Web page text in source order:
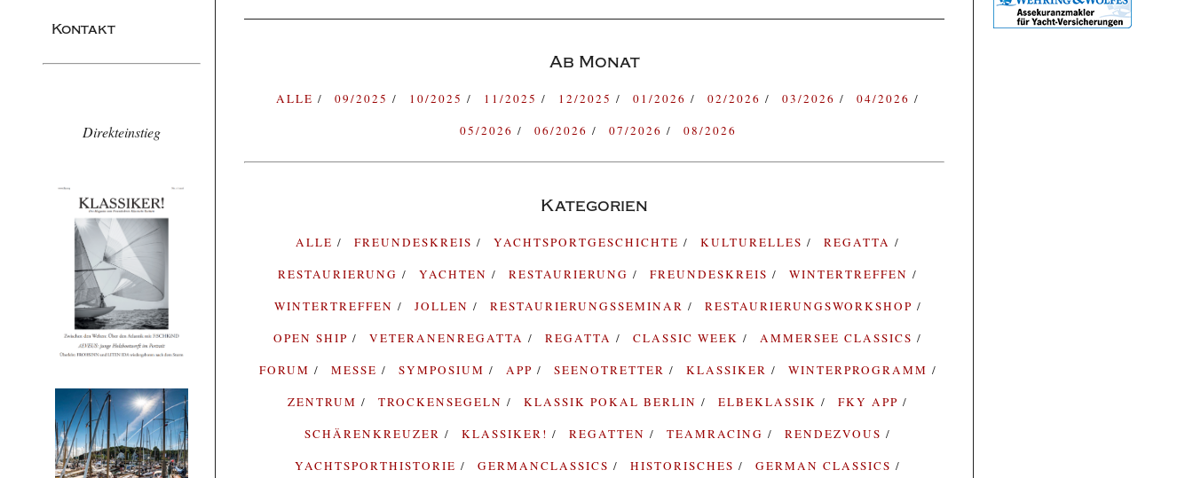
Kontakt
Direkteinstieg
Ab Monat
ALLE 09/2025 10/2025 11/2025 12/2025 01/2026 02/2026 03/2026
04/2026
05/2026
06/2026 07/2026 08/2026
Kategorien
ALLE FREUNDESKREIS YACHTSPORTGESCHICHTE KULTURELLES
REGATTA
RESTAURIERUNG
YACHTEN RESTAURIERUNG FREUNDESKREIS
WINTERTREFFEN
WINTERTREFFEN
JOLLEN RESTAURIERUNGSSEMINAR
RESTAURIERUNGSWORKSHOP
OPEN SHIP
VETERANENREGATTA REGATTA CLASSIC WEEK
AMMERSEE CLASSICS
FORUM
MESSE SYMPOSIUM APP SEENOTRETTER KLASSIKER
WINTERPROGRAMM
ZENTRUM
TROCKENSEGELN KLASSIK POKAL BERLIN ELBEKLASSIK
FKY APP
SCHÄRENKREUZER
KLASSIKER! REGATTEN TEAMRACING
RENDEZVOUS
YACHTSPORTHISTORIE
GERMANCLASSICS HISTORISCHES
GERMAN CLASSICS